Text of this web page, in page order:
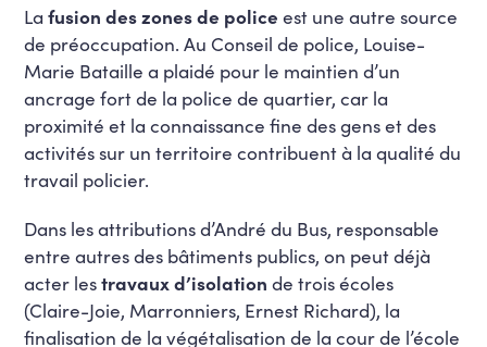
Lafusion des zones de police est une autre source
de préoccupation. Au Conseil de police, Louise-
Marie Bataille a plaidé pour le maintien d’un
ancrage fort de la police de quartier, car la
proximité et la connaissance fine des gens et des
activités sur un territoire contribuent à la qualité du
travail policier.
Dans les attributions d’André du Bus, responsable
entre autres des bâtiments publics, on peut déjà
acter lestravaux d’isolation de trois écoles
(Claire-Joie, Marronniers, Ernest Richard), la
finalisation de la végétalisation de la cour de l’école